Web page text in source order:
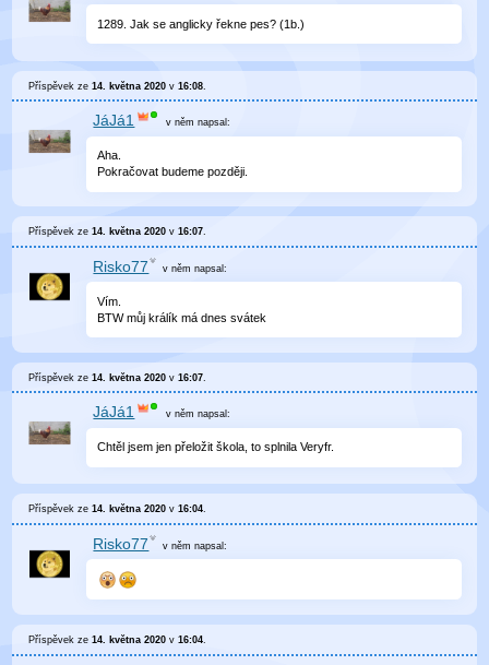
1289. Jak se anglicky řekne pes? (1b.)
Příspěvek ze14. května 2020 v16:08
JáJá1 v něm napsal:
Aha.
Pokračovat budeme později.
Příspěvek ze14. května 2020 v16:07.
Risko77 v něm napsal:
Vím.
BTW můj králík má dnes svátek
Příspěvek ze14. května 2020 v16:07
JáJá1 v něm napsal:
Chtěl jsem jen přeložit škola, to splnila Veryfr.
Příspěvek ze14. května 2020 v16:04
Risko77 v něm napsal:
Příspěvek ze14. května 2020 v16:04.